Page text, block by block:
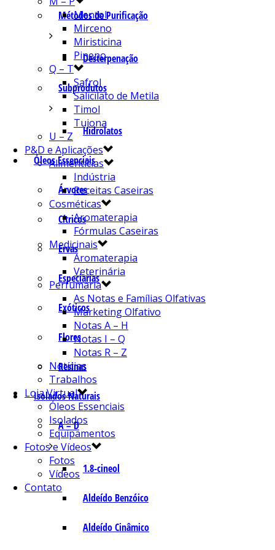
Métodos de Purificação
Desterpenação
Subprodutos
Hidrolatos
Óleos Essenciais
Árvores
Cítricos
Ervas
Especiarias
Exóticos
Flores
Resinas
Isolados Naturais
A – D
1.8-cineol
Aldeído Benzóico
Aldeído Cinâmico
Mentol
Mirceno
Miristicina
Pineno
Q – T
Safrol
Salicilato de Metila
Timol
Tujona
U – Z
P&D e Aplicações
Alimentícias
Indústria
Receitas Caseiras
Cosméticas
Aromaterapia
Fórmulas Caseiras
Medicinais
Aromaterapia
Veterinária
Perfumaria
As Notas e Famílias Olfativas
Marketing Olfativo
Notas A – H
Notas I – Q
Notas R – Z
Notícias
Trabalhos
Loja Virtual
Óleos Essenciais
Isolados
Equipamentos
Fotos e Vídeos
Fotos
Vídeos
Contato